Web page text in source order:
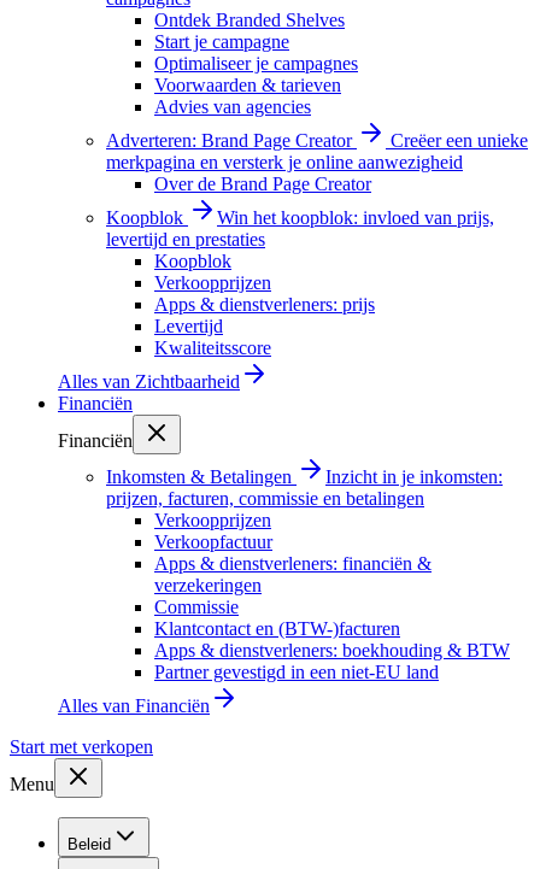
Ontdek Branded Shelves
Start je campagne
Optimaliseer je campagnes
Voorwaarden & tarieven
Advies van agencies
Adverteren: Brand Page Creator
Creëer een unieke
merkpagina en versterk je online aanwezigheid
Over de Brand Page Creator
Koopblok
Win het koopblok: invloed van prijs,
levertijd en prestaties
Koopblok
Verkoopprijzen
Apps & dienstverleners: prijs
Levertijd
Kwaliteitsscore
Alles van Zichtbaarheid
Financiën
Financiën
Inkomsten & Betalingen
Inzicht in je inkomsten:
prijzen, facturen, commissie en betalingen
Verkoopprijzen
Verkoopfactuur
Apps & dienstverleners: financiën &
verzekeringen
Commissie
Klantcontact en (BTW-)facturen
Apps & dienstverleners: boekhouding & BTW
Partner gevestigd in een niet-EU land
Alles van Financiën
Start met verkopen
Menu
Beleid